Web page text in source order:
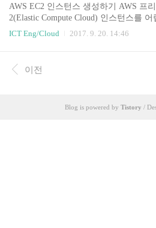
면 외부에서 인스턴스에 접속하기 위
된다. ssh -i [pem파일경로] [ec2-user계정
AWS EC2 인스턴스 생성하기 AWS 프
2(Elastic Compute Cloud) 인스턴스를
낙 공식 메뉴얼이 가이드는 물론 한글
로 정리하지 않고, 링크를 남겨둔다. 시
zon Ec2란 무엇인가? EC2 인스턴스 생
가입 IAM 사용자 생성 키 페어 생성 중
있도록 아래의 명령어로 권한 설정을 꼭
ICT Eng/Cloud 2017. 9. 20. 14:46
이전
Blog is powered by Tistory /